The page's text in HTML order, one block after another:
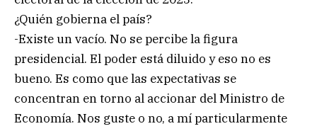
¿Quién gobierna el país?
-Existe un vacío. No se percibe la figura
presidencial. El poder está diluido y eso no es
bueno. Es como que las expectativas se
concentran en torno al accionar del Ministro de
Economía. Nos guste o no, a mí particularmente